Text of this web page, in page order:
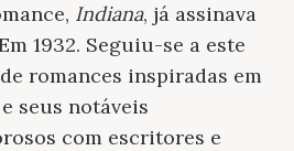
Indiana, já assinava
1932. Seguiu-se a este
romances inspiradas em
seus notáveis
com escritores e